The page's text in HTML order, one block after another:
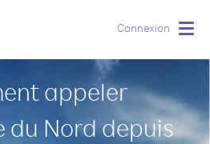
Connexion
appeler
du Nord depuis